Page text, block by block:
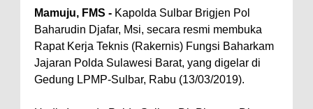
Mamuju, FMS - Kapolda Sulbar Brigjen Pol
Baharudin Djafar, Msi, secara resmi membuka
Rapat Kerja Teknis (Rakernis) Fungsi Baharkam
Jajaran Polda Sulawesi Barat, yang digelar di
Gedung LPMP-Sulbar, Rabu (13/03/2019).